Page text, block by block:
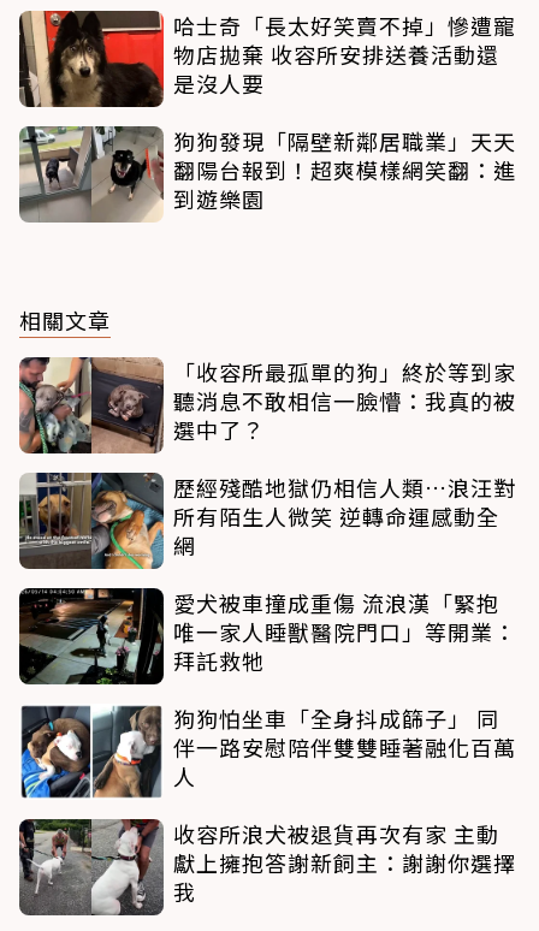
哈士奇「長太好笑賣不掉」慘遭寵
物店拋棄 收容所安排送養活動還
是沒人要
狗狗發現「隔壁新鄰居職業」天天
翻陽台報到！超爽模樣網笑翻：進
到遊樂園
相關文章
「收容所最孤單的狗」終於等到家
聽消息不敢相信一臉懵：我真的被
選中了？
歷經殘酷地獄仍相信人類…浪汪對
所有陌生人微笑 逆轉命運感動全
網
愛犬被車撞成重傷 流浪漢「緊抱
唯一家人睡獸醫院門口」等開業：
拜託救牠
狗狗怕坐車「全身抖成篩子」 同
伴一路安慰陪伴雙雙睡著融化百萬
人
收容所浪犬被退貨再次有家 主動
獻上擁抱答謝新飼主：謝謝你選擇
我